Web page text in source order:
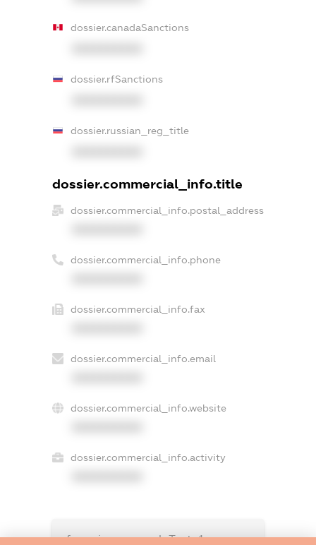
dossier.canadaSanctions
dossier.rfSanctions
dossier.russian_reg_title
dossier.commercial_info.title
dossier.commercial_info.postal_address
dossier.commercial_info.phone
dossier.commercial_info.fax
dossier.commercial_info.email
dossier.commercial_info.website
dossier.commercial_info.activity
freemium.exampleText_1